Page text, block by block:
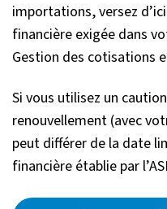
importations, versez
financière exigée dans
Gestion des cotisations
Si vous utilisez un
renouvellement (avec
peut différer de la date
financière établie par